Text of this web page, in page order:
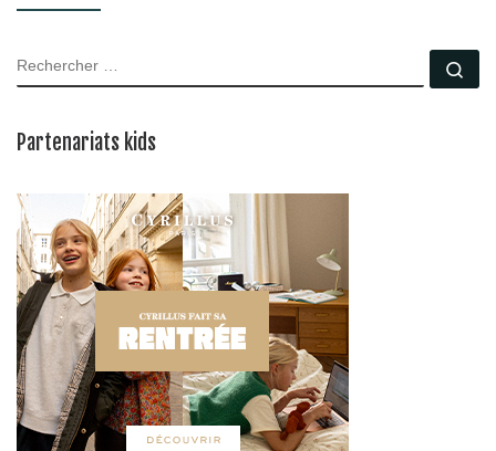
RECHERCHER
Partenariats kids